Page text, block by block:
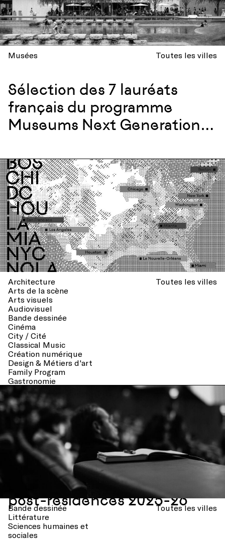
Musées Toutes les villes
Sélection des 7 lauréats
français du programme
Museums Next Generation
Architecture
Arts de la scène
Arts visuels
Audiovisuel
Bande dessinée
Cinéma
City / Cité
Classical Music
Création numérique
Design & Métiers d'art
Family Program
Gastronomie
Littérature
Musées
Musique
Musique classique
Paysagisme
Poésie
Sport
Toutes les villes
La Villa Albertine annonce
les lauréats des bourses
post-résidences 2025-26
Bande dessinée
Littérature
Sciences humaines et
sociales
Toutes les villes